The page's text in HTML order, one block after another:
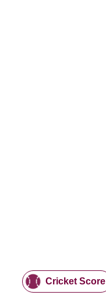
Cricket Score